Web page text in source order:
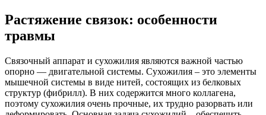
Растяжение связок: особенности
травмы
Связочный аппарат и сухожилия являются важной частью
опорно — двигательной системы. Сухожилия – это элементы
мышечной системы в виде нитей, состоящих из белковых
структур (фибрилл). В них содержится много коллагена,
поэтому сухожилия очень прочные, их трудно разорвать или